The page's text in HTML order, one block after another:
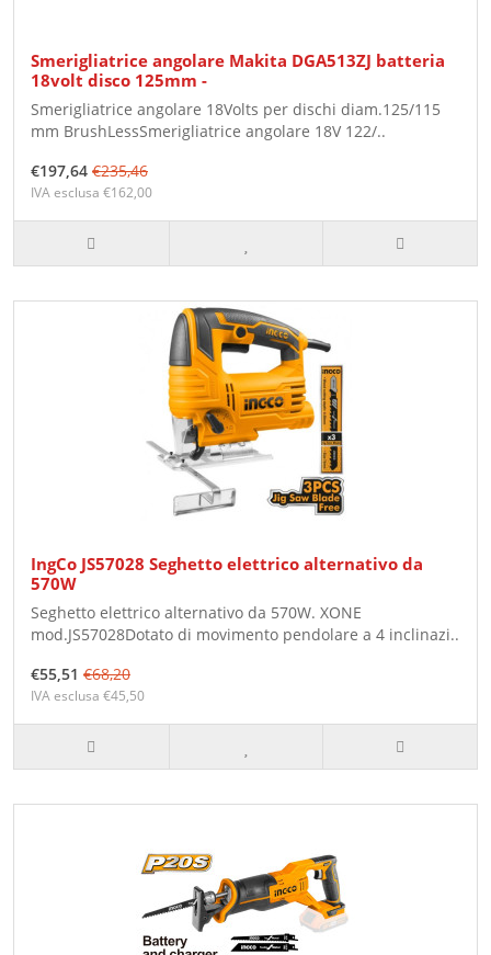
Smerigliatrice angolare Makita DGA513ZJ batteria
18volt disco 125mm -
Smerigliatrice angolare 18Volts per dischi diam.125/115
mm BrushLessSmerigliatrice angolare 18V 122/..
€197,64 €235,46
IVA esclusa €162,00
IngCo JS57028 Seghetto elettrico alternativo da
570W
Seghetto elettrico alternativo da 570W. XONE
mod.JS57028Dotato di movimento pendolare a 4 inclinazi..
€55,51 €68,20
IVA esclusa €45,50